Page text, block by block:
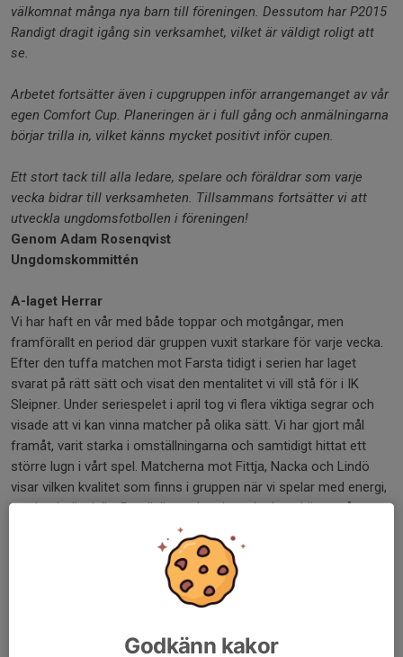
välkomnat många nya barn till föreningen. Dessutom har P2015
Randigt dragit igång sin verksamhet, vilket är väldigt roligt att
se.
Arbetet fortsätter även i cupgruppen inför arrangemanget av vår
egen Comfort Cup. Planeringen är i full gång och anmälningarna
börjar trilla in, vilket känns mycket positivt inför cupen.
Ett stort tack till alla ledare, spelare och föräldrar som varje
vecka bidrar till verksamheten. Tillsammans fortsätter vi att
utveckla ungdomsfotbollen i föreningen!
Genom Adam Rosenqvist
Ungdomskommittén
A-laget Herrar
Vi har haft en vår med både toppar och motgångar, men
framförallt en period där gruppen vuxit starkare för varje vecka.
Efter den tuffa matchen mot Farsta tidigt i serien har laget
svarat på rätt sätt och visat den mentalitet vi vill stå för i IK
Sleipner. Under seriespelet i april tog vi flera viktiga segrar och
visade att vi kan vinna matcher på olika sätt. Vi har gjort mål
framåt, varit starka i omställningarna och samtidigt hittat ett
större lugn i vårt spel. Matcherna mot Fittja, Nacka och Lindö
visar vilken kvalitet som finns i gruppen när vi spelar med energi,
mod och disciplin. Parallellt med seriespelet har vi även gått
matcher i Östgötacupen, där vi ställts mot både Åby IF och
Smedby AIS. Det har varit nyttiga matcher för gruppen och
ytterligare möjligheter att fortsätta bygga vår identitet och
konkurrenssituation. Maj har fortsatt på samma spår. Segern
hemma mot Syrianska var en prestation som speglade mycket
verkligen jobbar för varandra. Samtidigt vet vi att det finns delar
Godkänn kakor